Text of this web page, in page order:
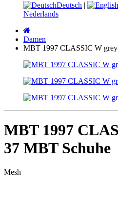
Deutsch |
Nederlands
Damen
MBT 1997 CLASSIC W
MBT 1997
37 MBT Schuhe
Mesh